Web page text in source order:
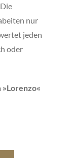
nur
jeden
oder
»Lorenzo«